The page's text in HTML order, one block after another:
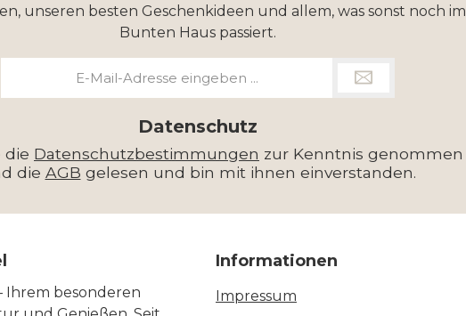
unseren besten Geschenkideen und allem, was sonst noch im
Bunten Haus passiert.
Datenschutz
die Datenschutzbestimmungen zur Kenntnis genommen
die AGB gelesen und bin mit ihnen einverstanden.
Ihrem besonderen
Informationen
Impressum